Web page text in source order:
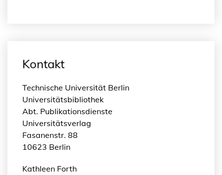
Kontakt
Technische Universität Berlin
Universitätsbibliothek
Abt. Publikationsdienste
Universitätsverlag
Fasanenstr. 88
10623 Berlin
Kathleen Forth